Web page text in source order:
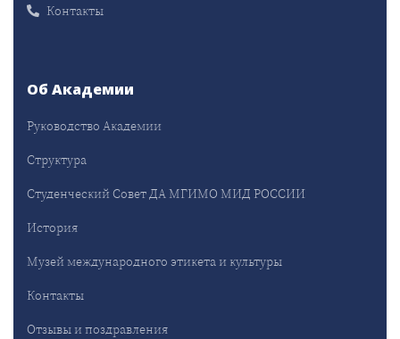
Контакты
Об Академии
Руководство Академии
Структура
Студенческий Совет ДА МГИМО МИД РОССИИ
История
Музей международного этикета и культуры
Контакты
Отзывы и поздравления